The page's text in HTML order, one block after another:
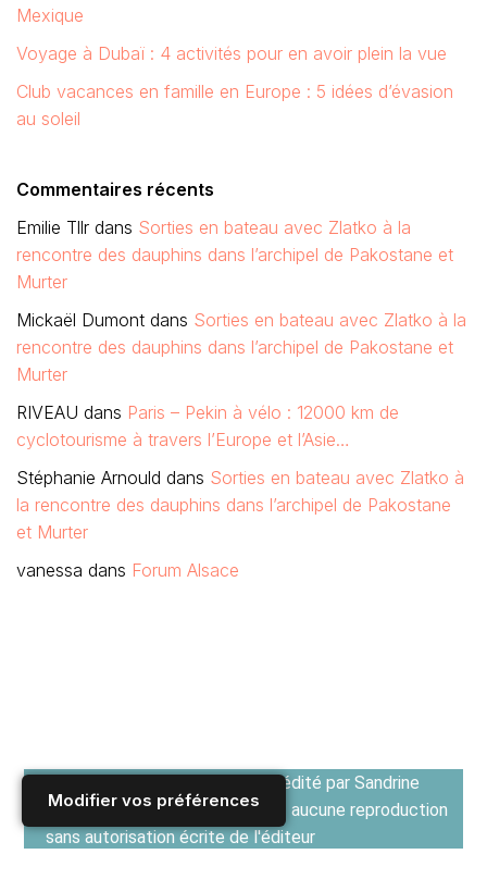
Modifier vos préférences
Mexique
Voyage à Dubaï : 4 activités pour en avoir plein la vue
Club vacances en famille en Europe : 5 idées d’évasion
au soleil
Commentaires récents
Emilie Tllr dans Sorties en bateau avec Zlatko à la
rencontre des dauphins dans l’archipel de Pakostane et
Murter
Mickaël Dumont dans Sorties en bateau avec Zlatko à la
rencontre des dauphins dans l’archipel de Pakostane et
Murter
RIVEAU dans Paris – Pekin à vélo : 12000 km de
cyclotourisme à travers l’Europe et l’Asie…
Stéphanie Arnould dans Sorties en bateau avec Zlatko à
la rencontre des dauphins dans l’archipel de Pakostane
et Murter
vanessa dans Forum Alsace
IDEOZ est un guide de voyage édité par Sandrine
Monllor - Tous droits réservés - aucune reproduction
sans autorisation écrite de l'éditeur